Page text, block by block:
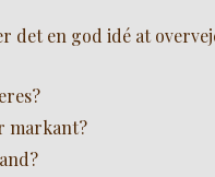
det en god idé at
markant?